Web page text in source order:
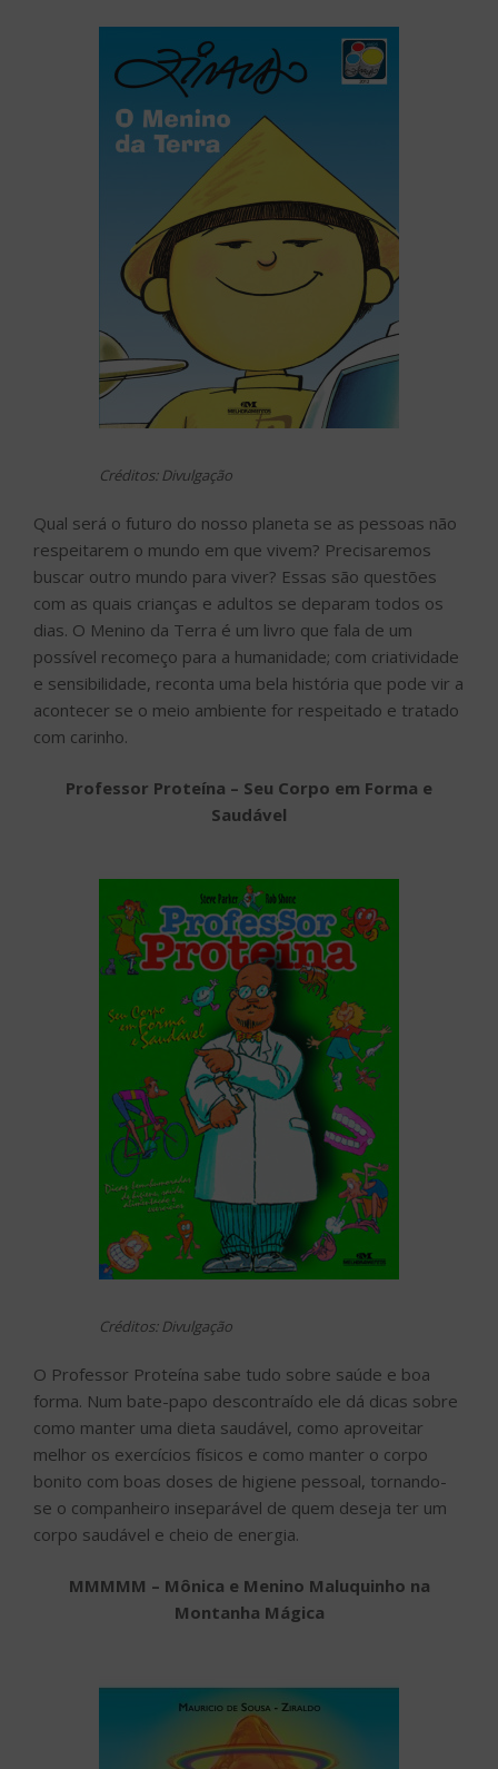
Créditos: Divulgação
Qual será o futuro do nosso planeta se as pessoas não
respeitarem o mundo em que vivem? Precisaremos
buscar outro mundo para viver? Essas são questões
com as quais crianças e adultos se deparam todos os
dias. O Menino da Terra é um livro que fala de um
possível recomeço para a humanidade; com criatividade
e sensibilidade, reconta uma bela história que pode vir a
acontecer se o meio ambiente for respeitado e tratado
com carinho.
Professor Proteína – Seu Corpo em Forma e
Saudável
Créditos: Divulgação
O Professor Proteína sabe tudo sobre saúde e boa
forma. Num bate-papo descontraído ele dá dicas sobre
como manter uma dieta saudável, como aproveitar
melhor os exercícios físicos e como manter o corpo
bonito com boas doses de higiene pessoal, tornando-
se o companheiro inseparável de quem deseja ter um
corpo saudável e cheio de energia.
MMMMM – Mônica e Menino Maluquinho na
Montanha Mágica